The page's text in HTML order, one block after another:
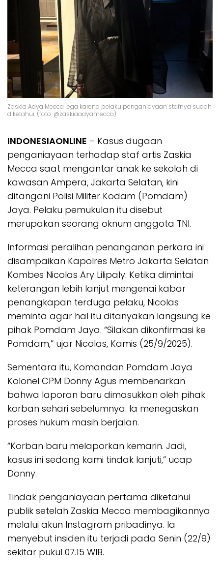
Zaskia Adya Mecca lega karena pelaku penganiayaan stafnya sudah
diketahui. (foto: @zaskiaadyamecca)
INDONESIAONLINE – Kasus dugaan
penganiayaan terhadap staf artis Zaskia
Mecca saat mengantar anak ke sekolah di
kawasan Ampera, Jakarta Selatan, kini
ditangani Polisi Militer Kodam (Pomdam)
Jaya. Pelaku pemukulan itu disebut
merupakan seorang oknum anggota TNI.
Informasi peralihan penanganan perkara ini
disampaikan Kapolres Metro Jakarta Selatan
Kombes Nicolas Ary Lilipaly. Ketika dimintai
keterangan lebih lanjut mengenai kabar
penangkapan terduga pelaku, Nicolas
meminta agar hal itu ditanyakan langsung ke
pihak Pomdam Jaya. “Silakan dikonfirmasi ke
Pomdam,” ujar Nicolas, Kamis (25/9/2025).
Sementara itu, Komandan Pomdam Jaya
Kolonel CPM Donny Agus membenarkan
bahwa laporan baru dimasukkan oleh pihak
korban sehari sebelumnya. Ia menegaskan
proses hukum masih berjalan.
“Korban baru melaporkan kemarin. Jadi,
kasus ini sedang kami tindak lanjuti,” ucap
Donny.
Tindak penganiayaan pertama diketahui
publik setelah Zaskia Mecca membagikannya
melalui akun Instagram pribadinya. Ia
menyebut insiden itu terjadi pada Senin (22/9)
sekitar pukul 07.15 WIB.